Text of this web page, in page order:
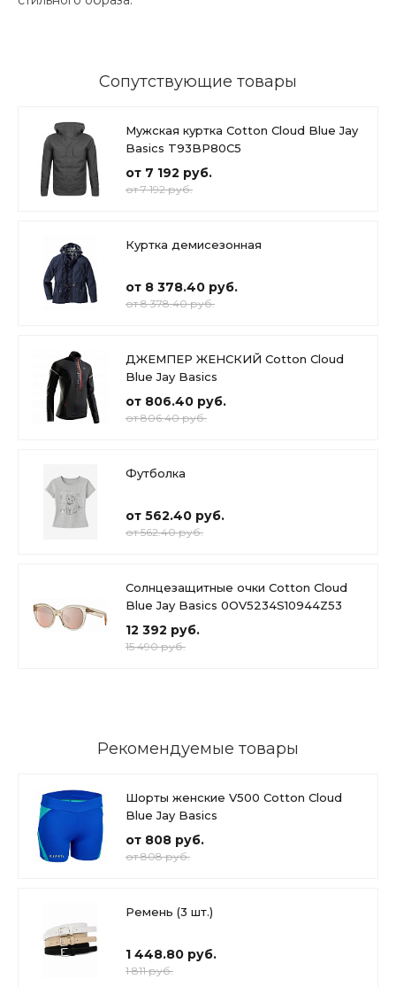
Сопутствующие товары
Мужская куртка Cotton Cloud Blue Jay
Basics T93BP80C5
от 7 192 руб.
от 7 192 руб.
Куртка демисезонная
от 8 378.40 руб.
от 8 378.40 руб.
ДЖЕМПЕР ЖЕНСКИЙ Cotton Cloud
Blue Jay Basics
от 806.40 руб.
от 806.40 руб.
Футболка
от 562.40 руб.
от 562.40 руб.
Солнцезащитные очки Cotton Cloud
Blue Jay Basics 0OV5234S10944Z53
12 392 руб.
15 490 руб.
Рекомендуемые товары
Шорты женские V500 Cotton Cloud
Blue Jay Basics
от 808 руб.
от 808 руб.
Ремень (3 шт.)
1 448.80 руб.
1 811 руб.